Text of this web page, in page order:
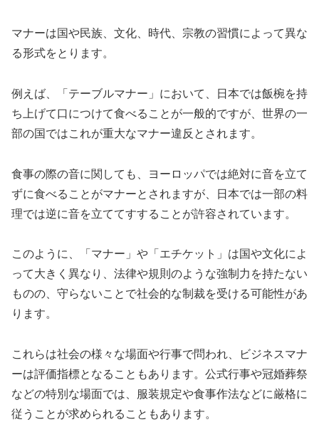
マナーは国や民族、文化、時代、宗教の習慣によって異な
る形式をとります。
例えば、「テーブルマナー」において、日本では飯椀を持
ち上げて口につけて食べることが一般的ですが、世界の一
部の国ではこれが重大なマナー違反とされます。
食事の際の音に関しても、ヨーロッパでは絶対に音を立て
ずに食べることがマナーとされますが、日本では一部の料
理では逆に音を立ててすすることが許容されています。
このように、「マナー」や「エチケット」は国や文化によ
って大きく異なり、法律や規則のような強制力を持たない
ものの、守らないことで社会的な制裁を受ける可能性があ
ります。
これらは社会の様々な場面や行事で問われ、ビジネスマナ
ーは評価指標となることもあります。公式行事や冠婚葬祭
などの特別な場面では、服装規定や食事作法などに厳格に
従うことが求められることもあります。